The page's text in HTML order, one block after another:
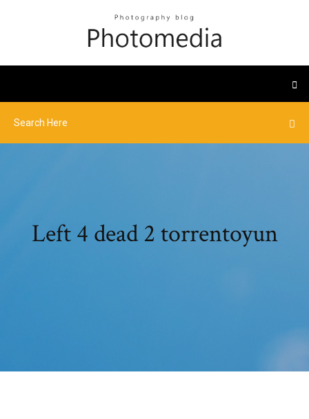
Left 4 dead 2 torrentoyun